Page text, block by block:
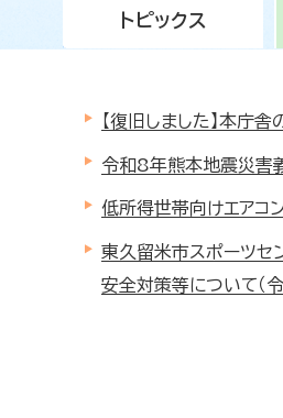
トピックス
【復旧しました】本庁
令和8年熊本地震災害
低所得世帯向けエアコ
東久留米市スポーツセ
安全対策等について（